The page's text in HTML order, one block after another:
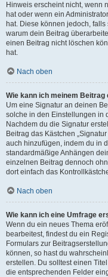
Hinweis erscheint nicht, wenn
hat oder wenn ein
hat. Diese können jedoch,
warum dein Beitrag
einen Beitrag nicht löschen
hat.
Nach oben
Wie kann ich meinem Beitrag
Um eine Signatur an deinen
solche in den Einstellungen in
Nachdem du die Signatur
Beitrag das Kästchen
auch hinzufügen, indem du in
standardmäßige Anhängen
einzelnen Beitrag dennoch
dort einfach das
Nach oben
Wie kann ich eine Umfrage
Wenn du ein neues Thema
bearbeitest, findest du ein
Formulars zur
können, so hast du
erstellen. Du solltest einen
die entsprechenden Felder